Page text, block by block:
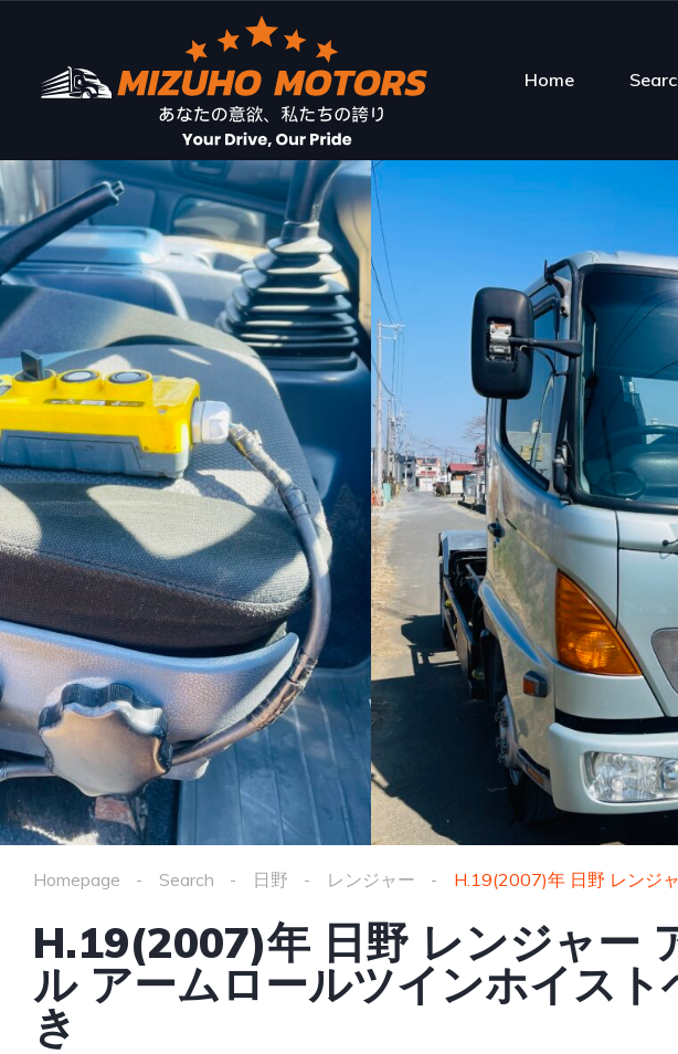
Home
Homepage Search 日野 レンジャー H.19(2007)年 日野 レンジ
H.19(2007)年 日野 レンジャー
ル アームロールツインホイスト
き